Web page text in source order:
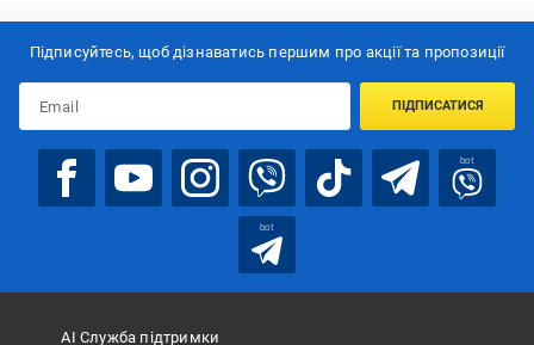
Підписуйтесь, щоб дізнаватись першим про акції та пропозиції
ПІДПИСАТИСЯ
bot
bot
АІ Служба підтримки